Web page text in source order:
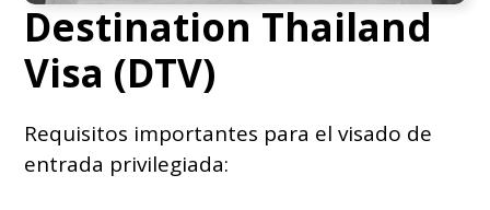
Destination Thailand
Visa (DTV)
Requisitos importantes para el visado de
entrada privilegiada: